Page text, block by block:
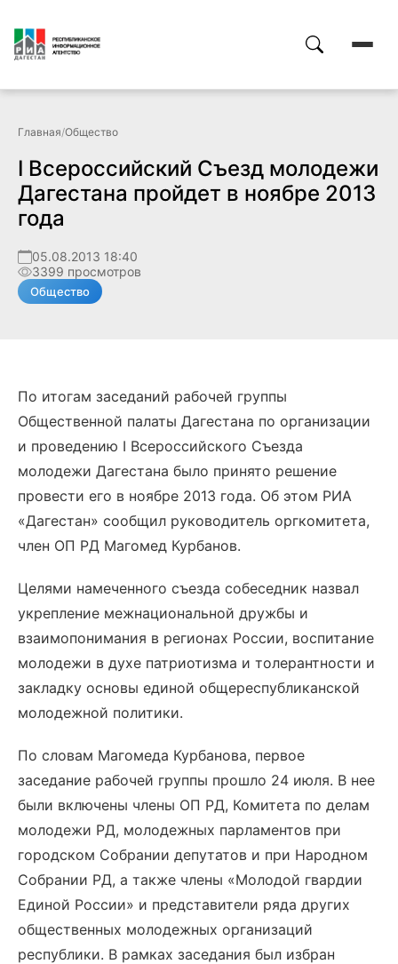
Главная/Общество
I Всероссийский Съезд молодежи
Дагестана пройдет в ноябре 2013
года
05.08.2013 18:40
3399 просмотров
Общество
По итогам заседаний рабочей группы
Общественной палаты Дагестана по организации
и проведению I Всероссийского Съезда
молодежи Дагестана было принято решение
провести его в ноябре 2013 года. Об этом РИА
«Дагестан» сообщил руководитель оргкомитета,
член ОП РД Магомед Курбанов.
Целями намеченного съезда собеседник назвал
укрепление межнациональной дружбы и
взаимопонимания в регионах России, воспитание
молодежи в духе патриотизма и толерантности и
закладку основы единой общереспубликанской
молодежной политики.
По словам Магомеда Курбанова, первое
заседание рабочей группы прошло 24 июля. В нее
были включены члены ОП РД, Комитета по делам
молодежи РД, молодежных парламентов при
городском Собрании депутатов и при Народном
Собрании РД, а также члены «Молодой гвардии
Единой России» и представители ряда других
общественных молодежных организаций
республики. В рамках заседания был избран